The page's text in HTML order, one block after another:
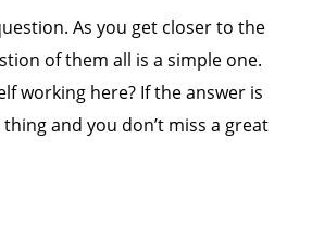
As you get closer to the
of them all is a simple one.
working here? If the answer is
thing and you don’t miss a great